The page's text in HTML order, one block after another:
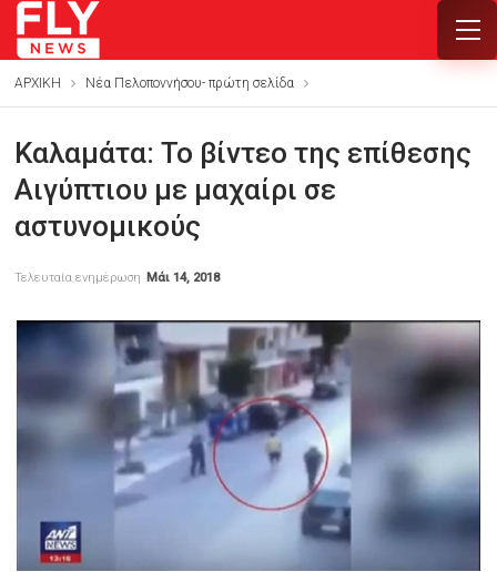
ΑΡΧΙΚΗ Νέα Πελοποννήσου- πρώτη σελίδα
Καλαμάτα: Το βίντεο της επίθεσης
Αιγύπτιου με μαχαίρι σε
αστυνομικούς
Τελευταία ενημέρωση Μάι 14, 2018